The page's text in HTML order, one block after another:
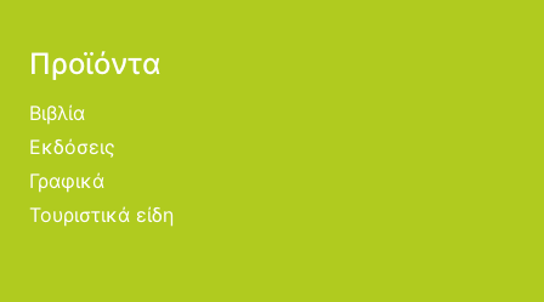
Προϊόντα
Βιβλία
Εκδόσεις
Γραφικά
Τουριστικά είδη